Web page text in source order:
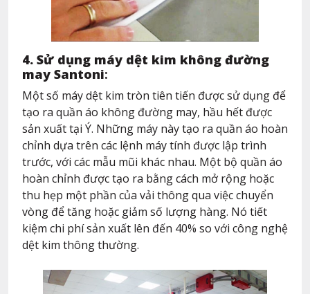
4. Sử dụng máy dệt kim không đường
may Santoni:
Một số máy dệt kim tròn tiên tiến được sử dụng để
tạo ra quần áo không đường may, hầu hết được
sản xuất tại Ý. Những máy này tạo ra quần áo hoàn
chỉnh dựa trên các lệnh máy tính được lập trình
trước, với các mẫu mũi khác nhau. Một bộ quần áo
hoàn chỉnh được tạo ra bằng cách mở rộng hoặc
thu hẹp một phần của vải thông qua việc chuyển
vòng để tăng hoặc giảm số lượng hàng. Nó tiết
kiệm chi phí sản xuất lên đến 40% so với công nghệ
dệt kim thông thường.